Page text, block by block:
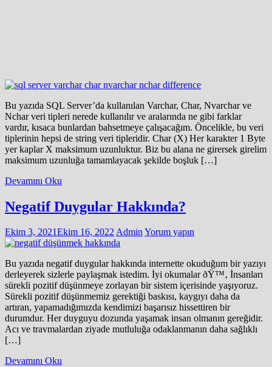
Bu yazıda SQL Server’da kullanılan Varchar, Char, Nvarchar ve
Nchar veri tipleri nerede kullanılır ve aralarında ne gibi farklar
vardır, kısaca bunlardan bahsetmeye çalışacağım. Öncelikle, bu veri
tiplerinin hepsi de string veri tipleridir. Char (X) Her karakter 1 Byte
yer kaplar X maksimum uzunluktur. Biz bu alana ne girersek girelim
maksimum uzunluğa tamamlayacak şekilde boşluk […]
Devamını Oku
Negatif Duygular Hakkında?
Ekim 3, 2021Ekim 16, 2022AdminYorum yapın
Bu yazıda negatif duygular hakkında internette okuduğum bir yazıyı
derleyerek sizlerle paylaşmak istedim. İyi okumalar ðŸ™‚ İnsanları
sürekli pozitif düşünmeye zorlayan bir sistem içerisinde yaşıyoruz.
Sürekli pozitif düşünmemiz gerektiği baskısı, kaygıyı daha da
artıran, yapamadığımızda kendimizi başarısız hissettiren bir
durumdur. Her duyguyu dozunda yaşamak insan olmanın gereğidir.
Acı ve travmalardan ziyade mutluluğa odaklanmanın daha sağlıklı
[…]
Devamını Oku